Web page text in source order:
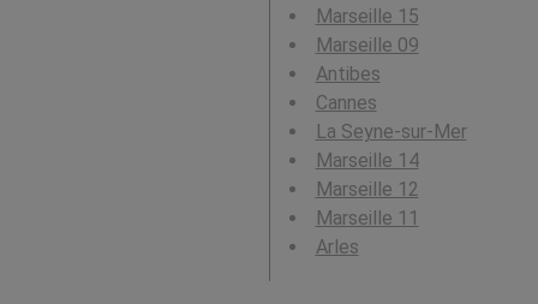
Marseille 15
Marseille 09
Antibes
Cannes
La Seyne-sur-Mer
Marseille 14
Marseille 12
Marseille 11
Arles